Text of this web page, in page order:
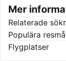
Mer
Relaterade
Populära
Flygplatser